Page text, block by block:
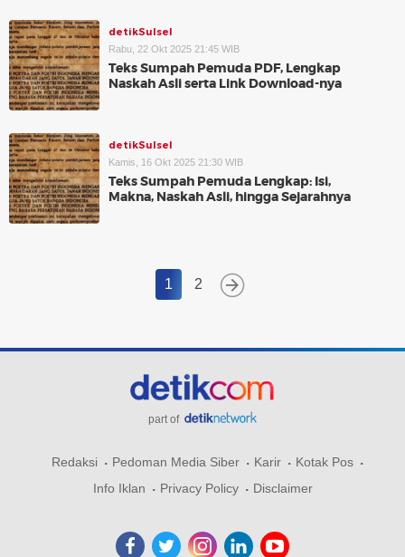
detikSulsel
Rabu, 22 Okt 2025 21:45 WIB
Teks Sumpah Pemuda PDF, Lengkap
Naskah Asli serta Link Download-nya
detikSulsel
Kamis, 16 Okt 2025 21:30 WIB
Teks Sumpah Pemuda Lengkap: Isi,
Makna, Naskah Asli, hingga Sejarahnya
1 2
part of
Redaksi Pedoman Media Siber Karir
Kotak Pos
Info Iklan
Privacy Policy Disclaimer